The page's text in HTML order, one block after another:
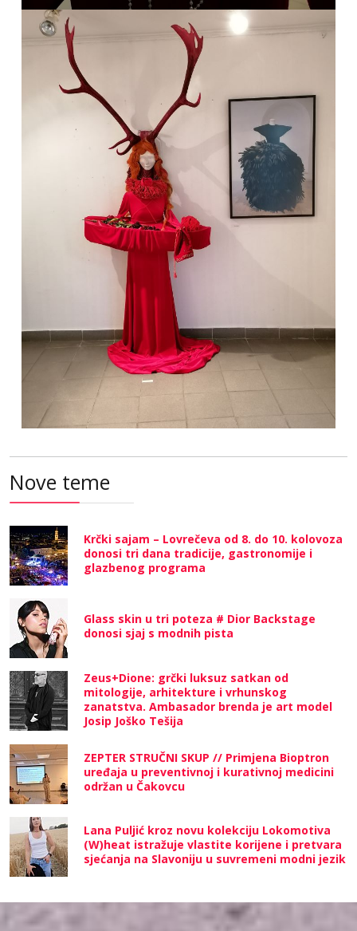
Nove teme
Krčki sajam – Lovrečeva od 8. do 10. kolovoza
donosi tri dana tradicije, gastronomije i
glazbenog programa
Glass skin u tri poteza # Dior Backstage
donosi sjaj s modnih pista
Zeus+Dione: grčki luksuz satkan od
mitologije, arhitekture i vrhunskog
zanatstva. Ambasador brenda je art model
Josip Joško Tešija
ZEPTER STRUČNI SKUP // Primjena Bioptron
uređaja u preventivnoj i kurativnoj medicini
održan u Čakovcu
Lana Puljić kroz novu kolekciju Lokomotiva
(W)heat istražuje vlastite korijene i pretvara
sjećanja na Slavoniju u suvremeni modni jezik